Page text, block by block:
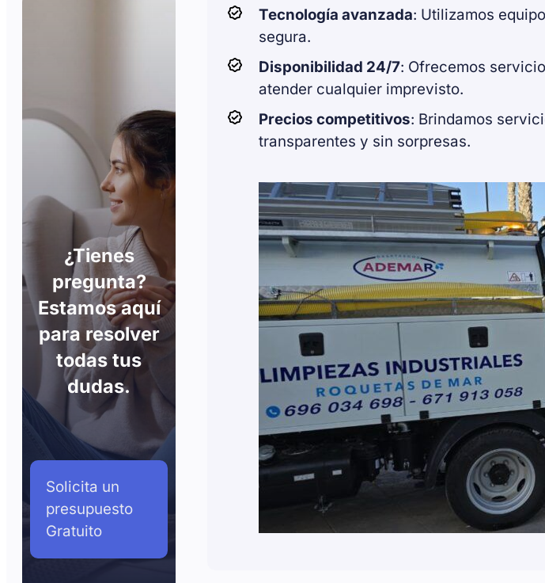
¿Tienes
pregunta?
Estamos aquí
para resolver
todas tus
dudas.
Solicita un
presupuesto
Gratuito
Tecnología avanzada: Utilizamos
segura.
Disponibilidad 24/7: Ofrecemos
atender cualquier imprevisto.
Precios competitivos: Brindamos
transparentes y sin sorpresas.